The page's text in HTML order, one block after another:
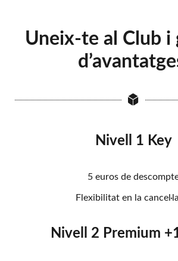
Uneix-te al Club i
Nivell 1 Key
5 euros de
Flexibilitat en la
Nivell 2 Premium